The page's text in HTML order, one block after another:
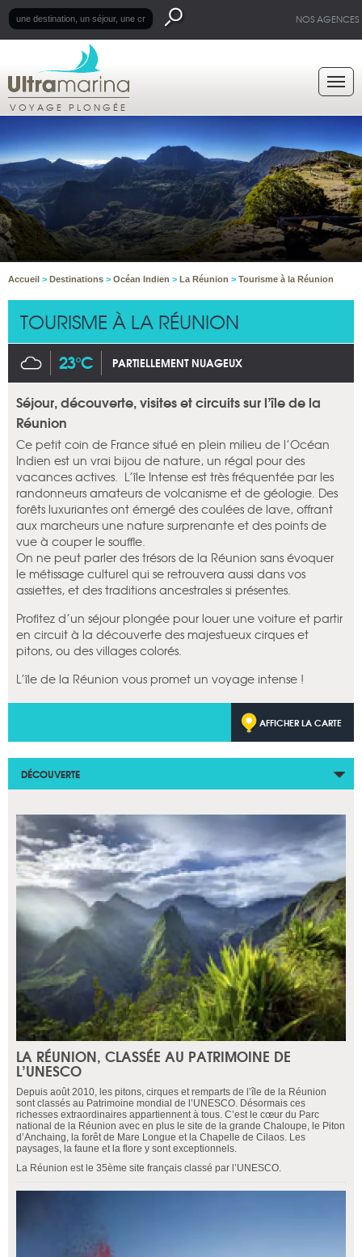
NOS AGENCES
VOYAGE PLONGÉE
Accueil > Destinations > Océan Indien > La Réunion > Tourisme à la Réunion
TOURISME À LA RÉUNION
23°C PARTIELLEMENT NUAGEUX
Séjour, découverte, visites et circuits sur l’île de la
Réunion
Ce petit coin de France situé en plein milieu de l’Océan
Indien est un vrai bijou de nature, un régal pour des
vacances actives. L’île Intense est très fréquentée par les
randonneurs amateurs de volcanisme et de géologie. Des
forêts luxuriantes ont émergé des coulées de lave, offrant
aux marcheurs une nature surprenante et des points de
vue à couper le souffle.
On ne peut parler des trésors de la Réunion sans évoquer
le métissage culturel qui se retrouvera aussi dans vos
assiettes, et des traditions ancestrales si présentes.
Profitez d’un séjour plongée pour louer une voiture et partir
en circuit à la découverte des majestueux cirques et
pitons, ou des villages colorés.
L’île de la Réunion vous promet un voyage intense !
AFFICHER LA CARTE
DÉCOUVERTE
LA RÉUNION, CLASSÉE AU PATRIMOINE DE
L’UNESCO
Depuis août 2010, les pitons, cirques et remparts de l’île de la Réunion
sont classés au Patrimoine mondial de l’UNESCO. Désormais ces
richesses extraordinaires appartiennent à tous. C’est le cœur du Parc
national de la Réunion avec en plus le site de la grande Chaloupe, le Piton
d’Anchaing, la forêt de Mare Longue et la Chapelle de Cilaos. Les
paysages, la faune et la flore y sont exceptionnels.
La Réunion est le 35ème site français classé par l’UNESCO.